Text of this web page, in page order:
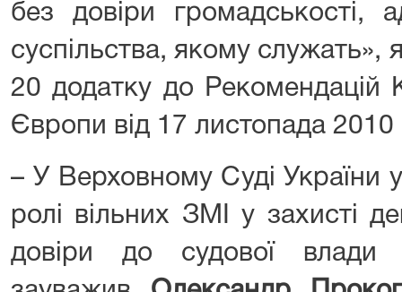
без довіри
суспільства, якому служать»,
20 додатку до Рекомендацій
Європи від 17 листопада 2010
– У Верховному Суді України
ролі вільних ЗМІ у захисті
довіри до судової